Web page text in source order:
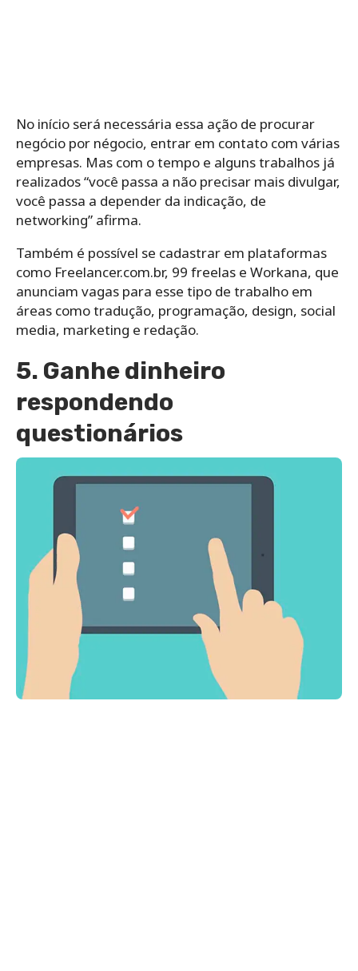
No início será necessária essa ação de procurar
negócio por négocio, entrar em contato com várias
empresas. Mas com o tempo e alguns trabalhos já
realizados “você passa a não precisar mais divulgar,
você passa a depender da indicação, de
networking” afirma.
Também é possível se cadastrar em plataformas
como Freelancer.com.br, 99 freelas e Workana, que
anunciam vagas para esse tipo de trabalho em
áreas como tradução, programação, design, social
media, marketing e redação.
5. Ganhe dinheiro
respondendo
questionários